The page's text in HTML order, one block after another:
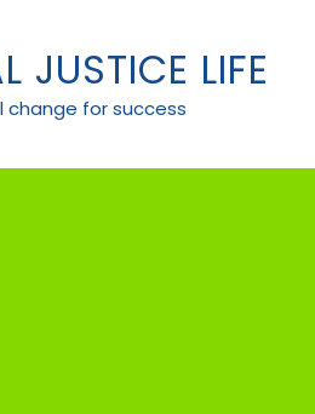
JUSTICE LIFE
change for success